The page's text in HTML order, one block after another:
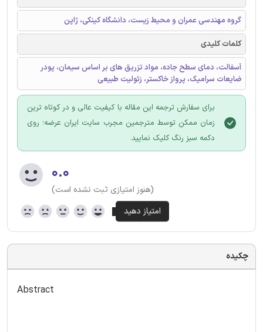
گروه مهندسی عمران و محیط زیست، دانشگاه کینکی، ژاپن
کلمات کلیدی
آسفالت، دمای سطح جاده، مواد تزریق های بر اساس سیمان، پودر
ضایعات سرامیک، پرواز خاکستر، زئولیت طبیعی
برای سفارش ترجمه این مقاله با کیفیت عالی و در کوتاه ترین
زمان ممکن توسط مترجمین مجرب سایت ایران عرضه؛ روی
دکمه سبز رنگ کلیک نمایید.
۰.۰
(هنوز امتیازی ثبت نشده است)
چکیده
Abstract